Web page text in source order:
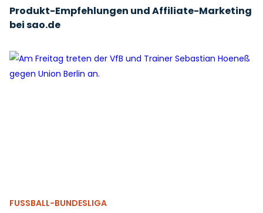
Produkt-Empfehlungen und Affiliate-Marketing
bei sao.de
FUSSBALL-BUNDESLIGA